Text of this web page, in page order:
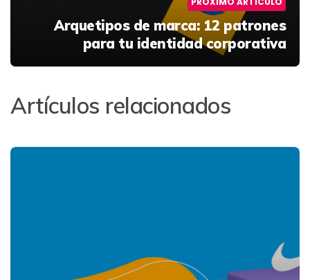
Arquetipos de marca: 12 patrones
para tu identidad corporativa
Artículos relacionados